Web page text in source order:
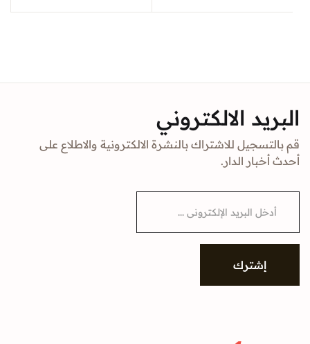
البريد الالكتروني
قم بالتسجيل للاشتراك بالنشرة الالكترونية والاطلاع على
أحدث أخبار الدار.
E
i
إشترك